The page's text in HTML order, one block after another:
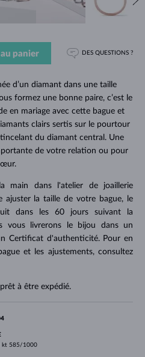
d’un diamant dans une taille
formez une bonne paire, c’est le
en mariage avec cette bague et
clairs sertis sur le pourtour
du diamant central. Une
de votre relation ou pour
main dans l'atelier de joaillerie
ajuster la taille de votre bague, le
dans les 60 jours suivant la
vous livrerons le bijou dans un
Certificat d'authenticité. Pour en
et les ajustements, consultez
à être expédié.
panier DES QUESTIONS ?
kt 585/1000